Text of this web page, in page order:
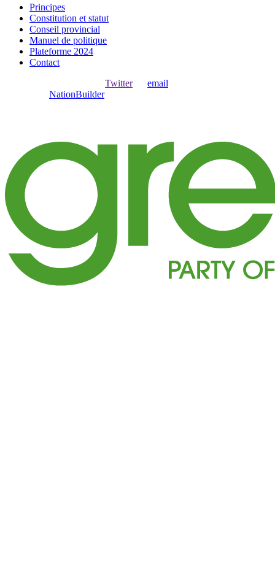
Principes
Constitution et statut
Conseil provincial
Manuel de politique
Plateforme 2024
Contact
Twitterou email
NationBuilder